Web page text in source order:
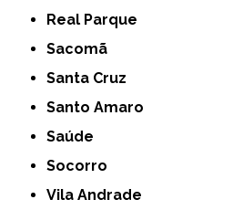
Real Parque
Sacomã
Santa Cruz
Santo Amaro
Saúde
Socorro
Vila Andrade